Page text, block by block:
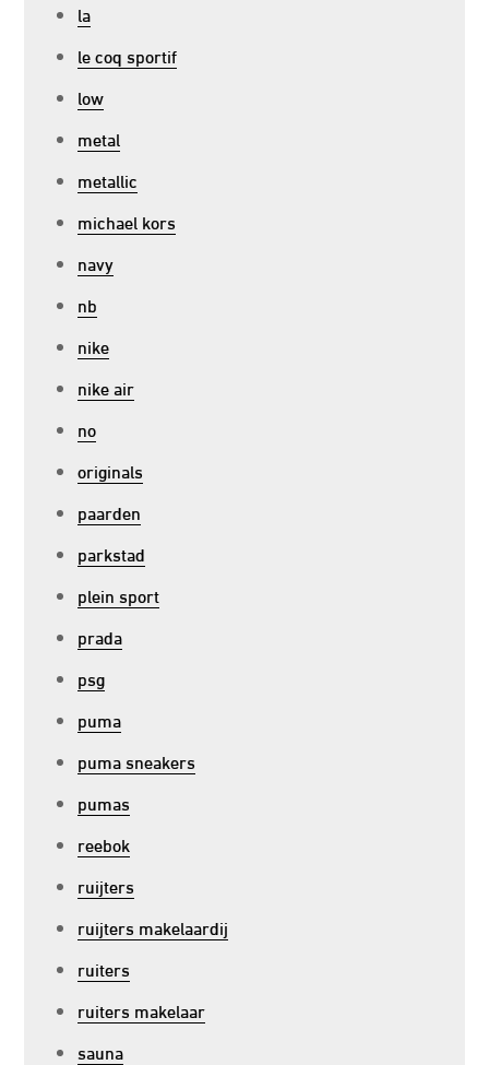
la
le coq sportif
low
metal
metallic
michael kors
navy
nb
nike
nike air
no
originals
paarden
parkstad
plein sport
prada
psg
puma
puma sneakers
pumas
reebok
ruijters
ruijters makelaardij
ruiters
ruiters makelaar
sauna